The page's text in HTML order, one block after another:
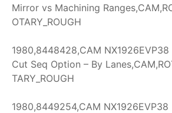
Mirror vs Machining
OTARY_ROUGH
1980,8448428,CAM
Cut Seq Option – By
TARY_ROUGH
1980,8449254,CAM NX1926EVP38